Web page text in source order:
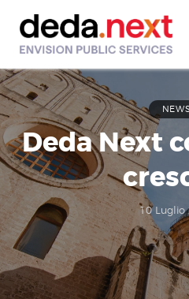
NEWS
Deda Next
10 Luglio